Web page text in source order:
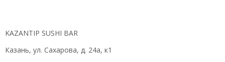
KAZANTIP SUSHI BAR
Казань, ул. Сахарова, д. 24а, к1